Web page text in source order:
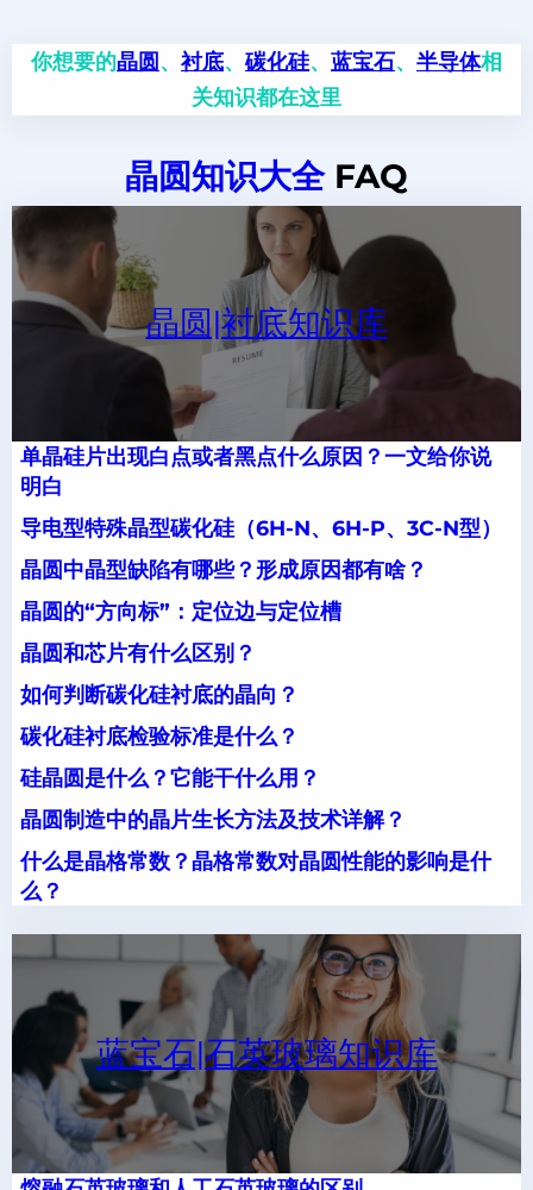
你想要的晶圆 、衬底、 碳化硅、 蓝宝石、 半导体相
关知识都在这里
晶圆知识大全FAQ
晶圆|衬底知识库
单晶硅片出现白点或者黑点什么原因？一文给你说
明白
导电型特殊晶型碳化硅（6H-N、6H-P、3C-N型）
晶圆中晶型缺陷有哪些？形成原因都有啥？
晶圆的“方向标”：定位边与定位槽
晶圆和芯片有什么区别？
如何判断碳化硅衬底的晶向？
碳化硅衬底检验标准是什么？
硅晶圆是什么？它能干什么用？
晶圆制造中的晶片生长方法及技术详解？
什么是晶格常数？晶格常数对晶圆性能的影响是什
么？
蓝宝石|石英玻璃知识库